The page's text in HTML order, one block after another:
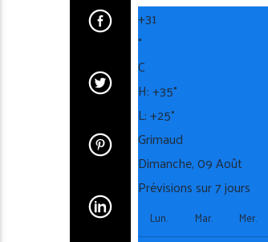
+31
°
C
H:+35°
L:+25°
Grimaud
Dimanche, 09 Août
Prévisions sur 7 jours
Lun. Mar. Mer.